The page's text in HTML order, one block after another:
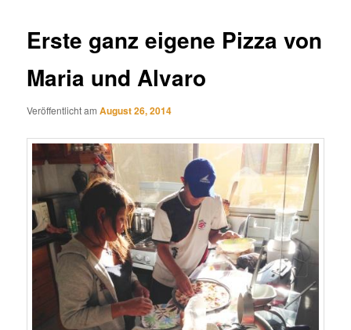
Erste ganz eigene Pizza von
Maria und Alvaro
Veröffentlicht amAugust 26, 2014